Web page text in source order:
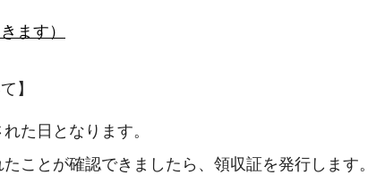
ます）
】
た日となります。
ことが確認できましたら、領収証を発行します。